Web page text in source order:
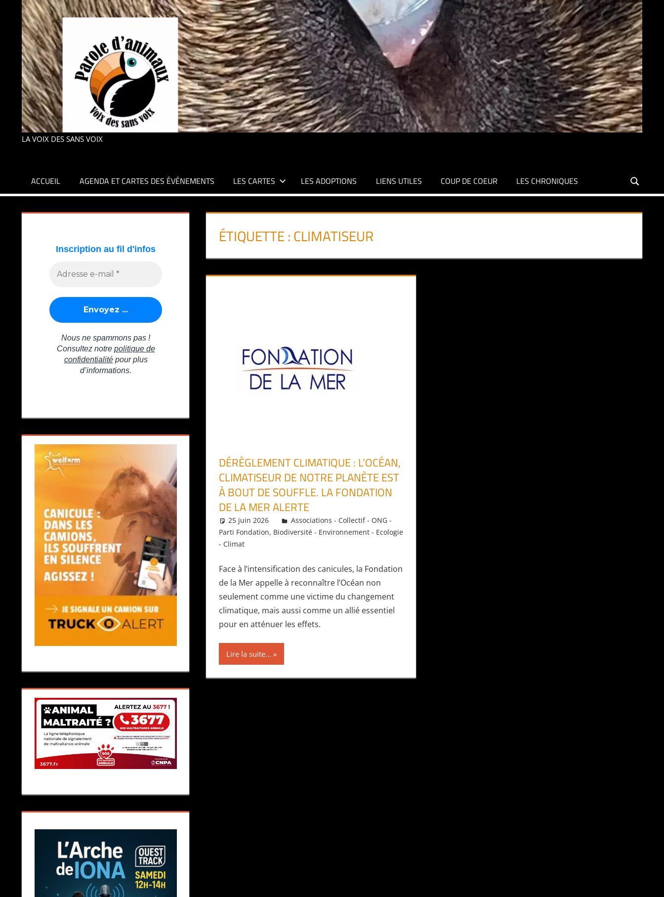
LA VOIX DES SANS VOIX
ACCUEIL AGENDA ET CARTES DES ÉVÉNEMENTS LES CARTES LES ADOPTIONS LIENS UTILES COUP DE COEUR LES CHRONIQUES
ÉTIQUETTE :CLIMATISEUR
DÉRÈGLEMENT CLIMATIQUE : L’OCÉAN,
CLIMATISEUR DE NOTRE PLANÈTE EST
À BOUT DE SOUFFLE. LA FONDATION
DE LA MER ALERTE
25 juin 2026 Daniel
Associations - Collectif - ONG -
Parti Fondation, Biodiversité - Environnement - Ecologie
- Climat
Face à l’intensification des canicules, la Fondation
de la Mer appelle à reconnaître l’Océan non
seulement comme une victime du changement
climatique, mais aussi comme un allié essentiel
pour en atténuer les effets.
Lire la suite...